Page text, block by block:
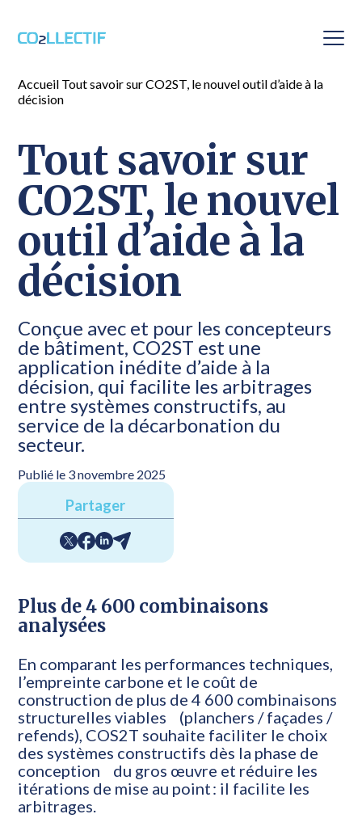
Tout savoir sur CO2ST, le
Accueil Tout savoir sur CO2ST, le nouvel outil d’aide à la
décision
Tout savoir sur
CO2ST, le nouvel
outil d’aide à la
décision
Conçue avec et pour les concepteurs
de bâtiment, CO2ST est une
application inédite d’aide à la
décision, qui facilite les arbitrages
entre systèmes constructifs, au
service de la décarbonation du
secteur.
Publié le 3 novembre 2025
Partager
Plus de 4 600 combinaisons
analysées
En comparant les performances techniques,
l’empreinte carbone et le coût de
construction de plus de 4 600 combinaisons
structurelles viables (planchers / façades /
refends), COS2T souhaite faciliter le choix
des systèmes constructifs dès la phase de
conception du gros œuvre et réduire les
itérations de mise au point : il facilite les
arbitrages.